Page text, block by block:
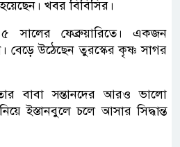
খবর বিবিসির।
সালের ফেব্রুয়ারিতে। একজন
বেড়ে উঠেছেন তুরস্কের কৃষ্ণ সাগর
বাবা সন্তানদের আরও ভালো
ইস্তানবুলে চলে আসার সিদ্ধান্ত